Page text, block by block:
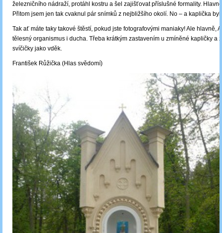
železničního nádraží, protáhl kostru a šel zajišťovat příslušné formality.
Přitom jsem jen tak cvaknul pár snímků z nejbližšího okolí. No – a kaplička
Tak ať máte taky takové štěstí, pokud jste fotografovými maniaky! Ale hlavně,
tělesný organismus i ducha. Třeba krátkým zastavením u zmíněné kapličky a
svíčičky jako vděk.
František Růžička (Hlas svědomí)